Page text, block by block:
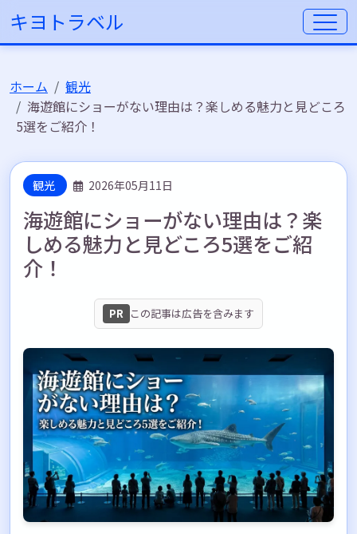
キヨトラベル
ホーム
観光
海遊館にショーがない理由は？楽しめる魅力と見どころ
5選をご紹介！
観光 2026年05月11日
海遊館にショーがない理由は？楽
しめる魅力と見どころ5選をご紹
介！
PR この記事は広告を含みます